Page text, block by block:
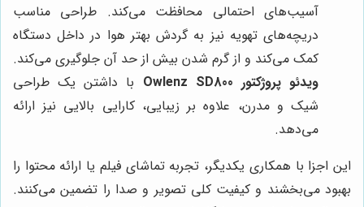
آسیب‌های احتمالی محافظت می‌کند. طراحی مناسب
دریچه‌های تهویه نیز به گردش بهتر هوا در داخل دستگاه
کمک می‌کند و از گرم شدن بیش از حد آن جلوگیری می‌کند.
ویدئو پروژکتور Owlenz SD800
با داشتن یک طراحی
شیک و مدرن، علاوه بر زیبایی، کارایی بالایی نیز ارائه
می‌دهد.
این اجزا با همکاری یکدیگر، تجربه تماشای فیلم یا ارائه محتوا را
بهبود می‌بخشند و کیفیت کلی تصویر و صدا را تضمین می‌کنند.